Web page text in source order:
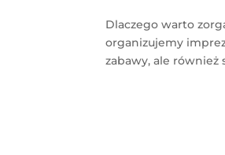
Dlaczego warto
organizujemy
zabawy, ale również